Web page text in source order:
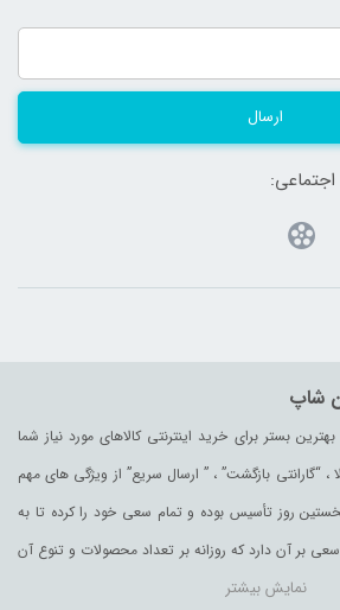
ارسال
شاپ
بهترین بستر برای خرید اینترنتی کالاهای مورد نیاز شما
“گارانتی بازگشت” ، ” ارسال سریع” از ویژگی های مهم
روز تأسیس بوده و تمام سعی خود را کرده تا به
سعی بر آن دارد که روزانه بر تعداد محصولات و تنوع آن
با هر نوع سلیقه را در خرید محصولات اینترنتی مرتفع
نمایش بیشتر